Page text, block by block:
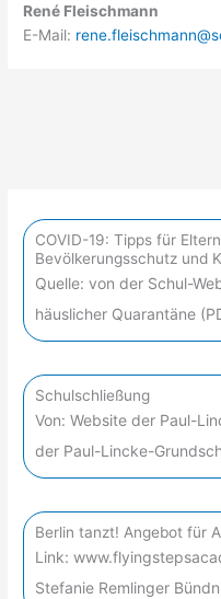
René Fleischmann
E-Mail:
COVID-19: Tipps für
Bevölkerungsschutz und
Quelle: von der Schul-
häuslicher Quarantäne
Schulschließung
Von: Website der Paul-
der Paul-Lincke-
Berlin tanzt! Angebot für
Link:
Stefanie Remlinger